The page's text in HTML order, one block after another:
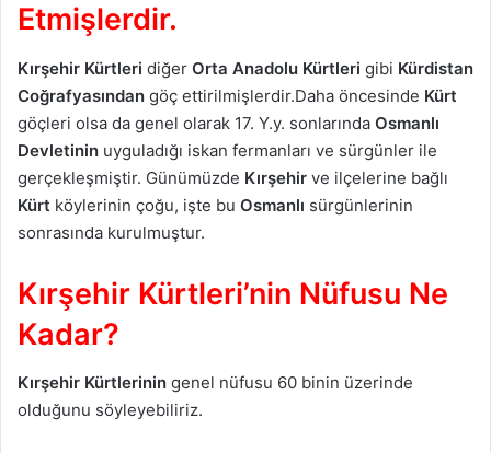
Etmişlerdir.
Kırşehir Kürtleri diğer Orta Anadolu Kürtleri gibi Kürdistan
Coğrafyasından göç ettirilmişlerdir.Daha öncesinde Kürt
göçleri olsa da genel olarak 17. Y.y. sonlarında Osmanlı
Devletinin uyguladığı iskan fermanları ve sürgünler ile
gerçekleşmiştir. Günümüzde Kırşehir ve ilçelerine bağlı
Kürt köylerinin çoğu, işte bu Osmanlı sürgünlerinin
sonrasında kurulmuştur.
Kırşehir Kürtleri’nin Nüfusu Ne
Kadar?
Kırşehir Kürtlerinin genel nüfusu 60 binin üzerinde
olduğunu söyleyebiliriz.